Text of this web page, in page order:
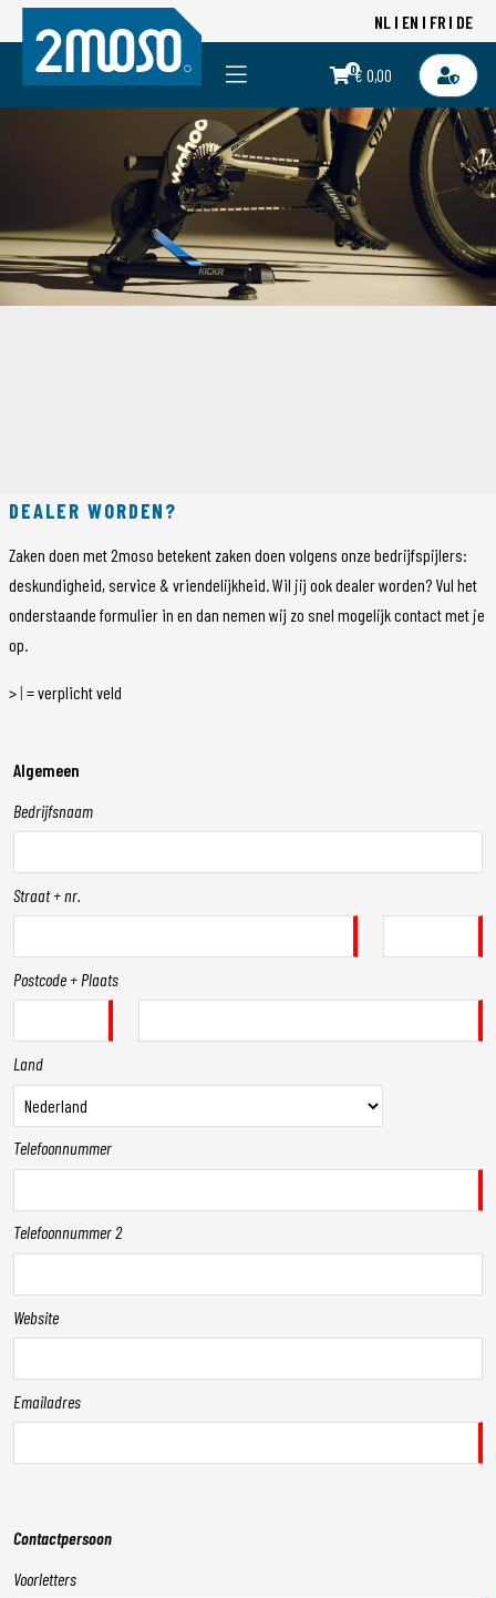
NL EN FR DE
0€ 0,00
DEALER WORDEN?
Zaken doen met 2moso betekent zaken doen volgens onze bedrijfspijlers:
deskundigheid, service & vriendelijkheid. Wil jij ook dealer worden? Vul het
onderstaande formulier in en dan nemen wij zo snel mogelijk contact met je
op.
>| = verplicht veld
Algemeen
Bedrijfsnaam
Straat + nr.
Postcode + Plaats
Land
Telefoonnummer
Telefoonnummer 2
Website
Emailadres
Contactpersoon
Voorletters